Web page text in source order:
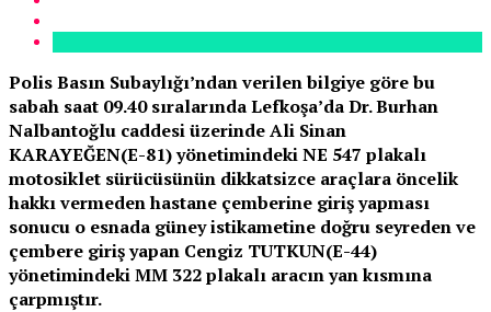
Polis Basın Subaylığı’ndan verilen bilgiye göre bu
sabah saat 09.40 sıralarında Lefkoşa’da Dr. Burhan
Nalbantoğlu caddesi üzerinde Ali Sinan
KARAYEĞEN(E-81) yönetimindeki NE 547 plakalı
motosiklet sürücüsünün dikkatsizce araçlara öncelik
hakkı vermeden hastane çemberine giriş yapması
sonucu o esnada güney istikametine doğru seyreden ve
çembere giriş yapan Cengiz TUTKUN(E-44)
yönetimindeki MM 322 plakalı aracın yan kısmına
çarpmıştır.